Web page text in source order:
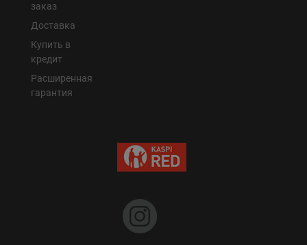
заказ
Доставка
Купить в
кредит
Расширенная
гарантия